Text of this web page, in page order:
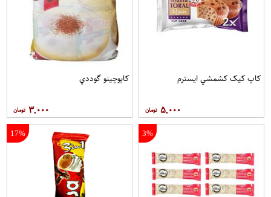
کاپ کيک کشمشي ايسترم
۵,۰۰۰
کاپوچينو گوددي
۳,۰۰۰
3%
17%